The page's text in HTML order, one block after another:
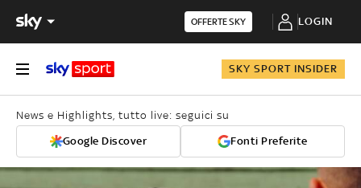
OFFERTE SKY LOGIN
SKY SPORT INSIDER
News e Highlights, tutto live: seguici su
Google Discover Fonti Preferite